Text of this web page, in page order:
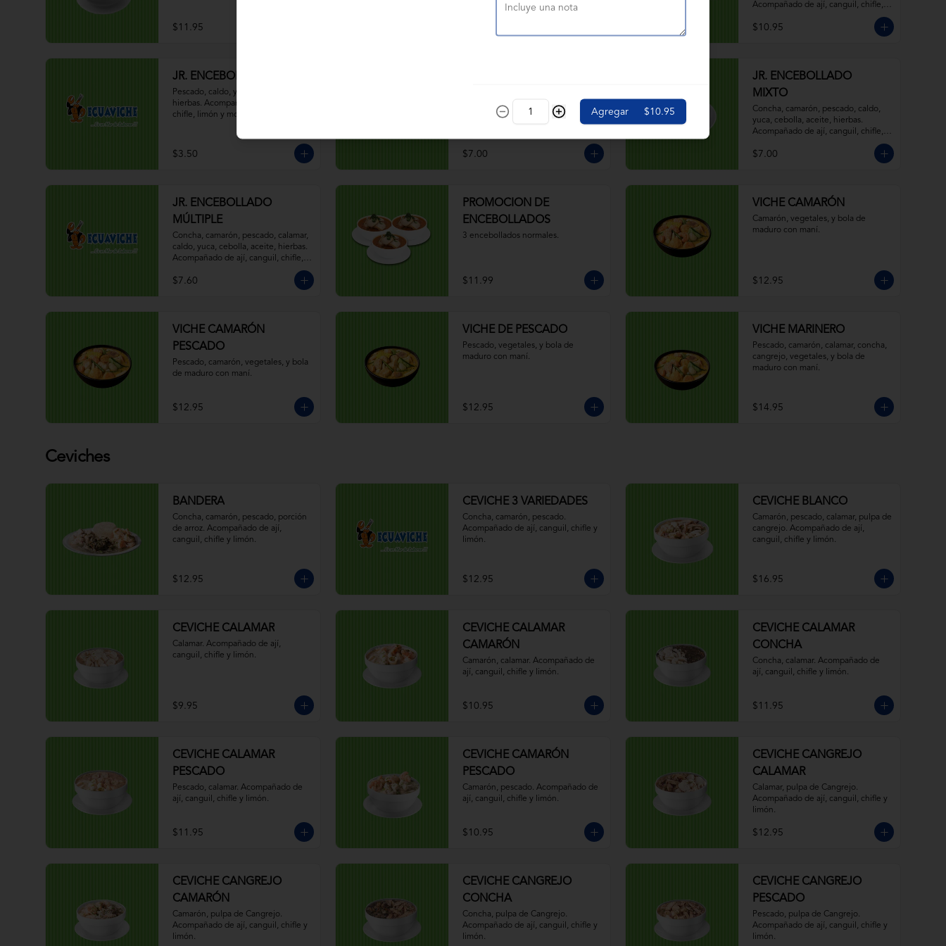
$11.95
Acompañado de ají, canguil, chifle,
$10.95
JR. ENCEBOLLADO
Pescado, caldo, yuca, cebolla, aceite,
hierbas. Acompañado de ají, canguil,
chifle, limón y mostaza.
$3.50
Camarón, pescado, caldo, yuca,
cebolla, aceite, hierbas.
$7.00
JR. ENCEBOLLADO
MIXTO
Concha, camarón, pescado, caldo,
yuca, cebolla, aceite, hierbas.
Acompañado de ají, canguil, chifle,
$7.00
JR. ENCEBOLLADO
MÚLTIPLE
Concha, camarón, pescado, calamar,
caldo, yuca, cebolla, aceite, hierbas.
Acompañado de ají, canguil, chifle,
$7.60
PROMOCION DE
ENCEBOLLADOS
3 encebollados normales.
$11.99
VICHE CAMARÓN
Camarón, vegetales, y bola de
maduro con maní.
$12.95
VICHE CAMARÓN
PESCADO
Pescado, camarón, vegetales, y bola
de maduro con maní.
$12.95
VICHE DE PESCADO
Pescado, vegetales, y bola de
maduro con maní.
$12.95
VICHE MARINERO
Pescado, camarón, calamar, concha,
cangrejo, vegetales, y bola de
maduro con maní.
$14.95
Ceviches
BANDERA
Concha, camarón, pescado, porción
de arroz. Acompañado de ají,
canguil, chifle y limón.
$12.95
CEVICHE 3 VARIEDADES
Concha, camarón, pescado.
Acompañado de ají, canguil, chifle y
limón.
$12.95
CEVICHE BLANCO
Camarón, pescado, calamar, pulpa de
cangrejo. Acompañado de ají,
canguil, chifle y limón.
$16.95
CEVICHE CALAMAR
Calamar. Acompañado de ají,
canguil, chifle y limón.
$9.95
CEVICHE CALAMAR
CAMARÓN
Camarón, calamar. Acompañado de
ají, canguil, chifle y limón.
$10.95
CEVICHE CALAMAR
CONCHA
Concha, calamar. Acompañado de
ají, canguil, chifle y limón.
$11.95
CEVICHE CALAMAR
PESCADO
Pescado, calamar. Acompañado de
ají, canguil, chifle y limón.
$11.95
CEVICHE CAMARÓN
PESCADO
Camarón, pescado. Acompañado de
ají, canguil, chifle y limón.
$10.95
CEVICHE CANGREJO
CALAMAR
Calamar, pulpa de Cangrejo.
Acompañado de ají, canguil, chifle y
limón.
$12.95
CEVICHE CANGREJO
CAMARÓN
Camarón, pulpa de Cangrejo.
Acompañado de ají, canguil, chifle y
limón.
CEVICHE CANGREJO
CONCHA
Concha, pulpa de Cangrejo.
Acompañado de ají, canguil, chifle y
limón.
CEVICHE CANGREJO
PESCADO
Pescado, pulpa de Cangrejo.
Acompañado de ají, canguil, chifle y
limón.
Agregar $10.95